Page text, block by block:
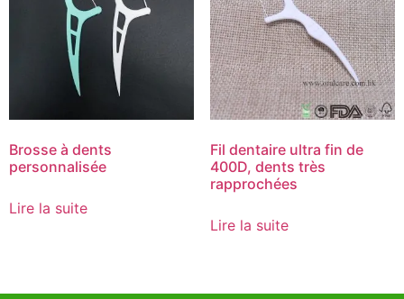
Brosse à dents
personnalisée
Lire la suite
Fil dentaire ultra fin de
400D, dents très
rapprochées
Lire la suite